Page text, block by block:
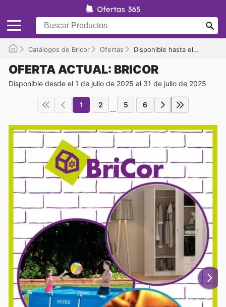
Catálogos de Bricor Ofertas Disponible hasta el 31/07/2025
OFERTA ACTUAL: BRICOR
Disponible desde el 1 de julio de 2025 al 31 de julio de 2025
1 2 ... 5 6